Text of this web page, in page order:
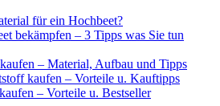
für ein Hochbeet?
bekämpfen – 3 Tipps was Sie tun
– Material, Aufbau und Tipps
kaufen – Vorteile u. Kauftipps
– Vorteile u. Bestseller